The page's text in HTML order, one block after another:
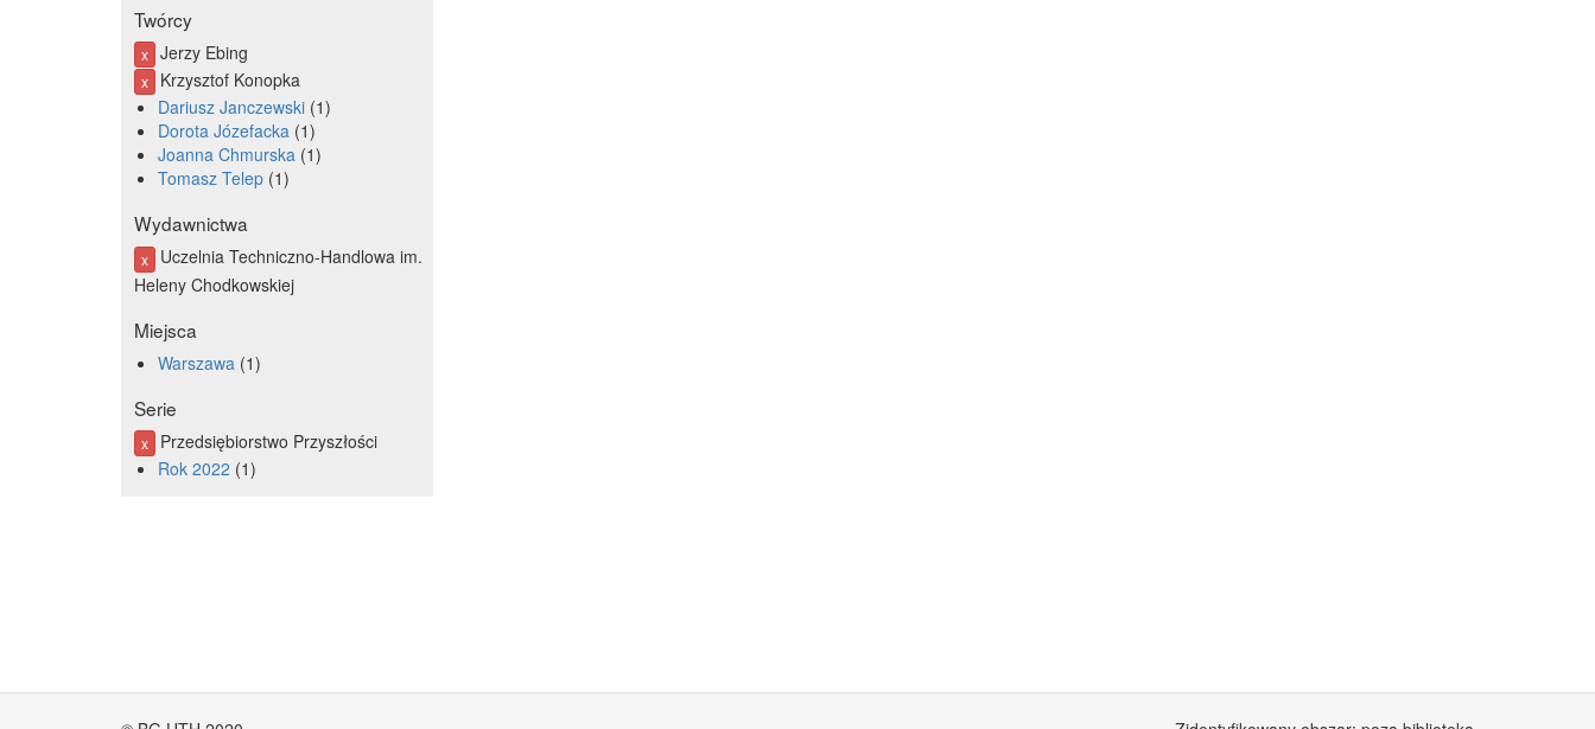
Twórcy
x Jerzy Ebing
x
Krzysztof Konopka
Dariusz Janczewski 1
Dorota Józefacka 1
Joanna Chmurska 1
Tomasz Telep 1
Wydawnictwa
x
Uczelnia Techniczno-Handlowa im.
Heleny Chodkowskiej
Miejsca
Warszawa 1
Serie
x
Przedsiębiorstwo Przyszłości
Rok 2022 1